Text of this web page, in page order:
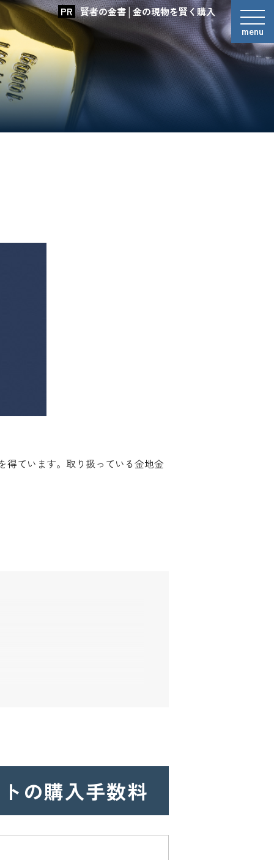
賢者の金書│金の現物を賢く購入
得ています。取り扱っている金地金
の購入手数料